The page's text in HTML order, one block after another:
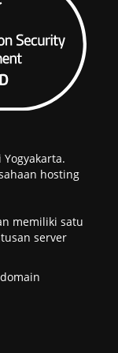
hosting
memiliki satu
server